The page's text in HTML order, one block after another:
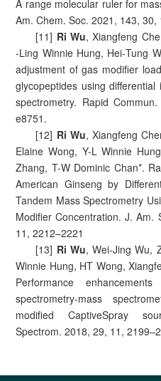
Å range molecular ruler for
Am. Chem. Soc. 2021, 143, 30,
[11] Ri Wu, Xiangfeng
‐Ling Winnie Hung, Hei‐Tung
adjustment of gas modifier
glycopeptides using
spectrometry. Rapid
e8751.
[12] Ri Wu, Xiangfeng
Elaine Wong, Y-L Winnie
Zhang, T-W Dominic Chan*.
American Ginseng by
Tandem Mass Spectrometry
Modifier Concentration. J. Am.
11, 2212–2221
[13] Ri Wu, Wei-Jing Wu,
Winnie Hung, HT Wong,
Performance
spectrometry-mass
modified CaptiveSpray
Spectrom. 2018, 29, 11,